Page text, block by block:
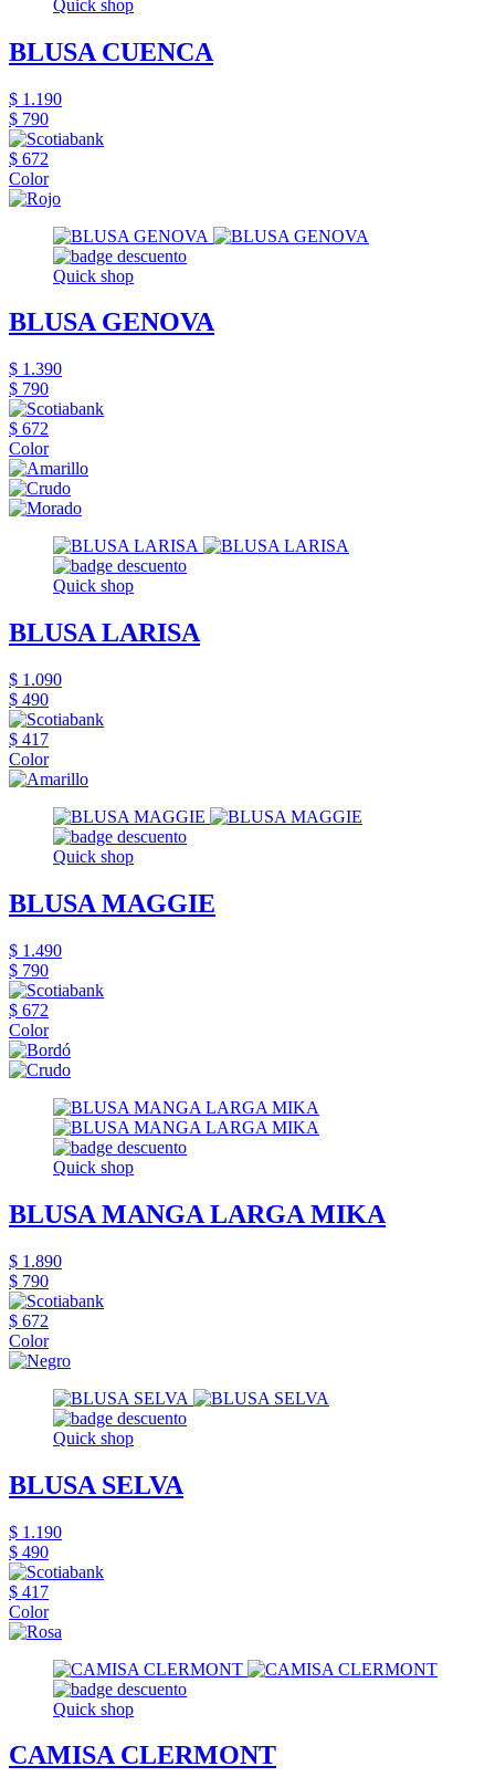
Quick shop
BLUSA CUENCA
$ 1.190
$ 790
$ 672
Color
Quick shop
BLUSA GENOVA
$ 1.390
$ 790
$ 672
Color
Quick shop
BLUSA LARISA
$ 1.090
$ 490
$ 417
Color
Quick shop
BLUSA MAGGIE
$ 1.490
$ 790
$ 672
Color
Quick shop
BLUSA MANGA LARGA MIKA
$ 1.890
$ 790
$ 672
Color
Quick shop
BLUSA SELVA
$ 1.190
$ 490
$ 417
Color
Quick shop
CAMISA CLERMONT